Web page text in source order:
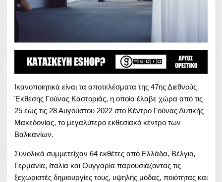
Ικανοποιητικά είναι τα αποτελέσματα της 47ης Διεθνούς
Έκθεσης Γούνας Καστοριάς, η οποία έλαβε χώρα από τις
25 έως τις 28 Αυγούστου 2022 στο Κέντρο Γούνας Δυτικής
Μακεδονίας, το μεγαλύτερο εκθεσιακό κέντρο των
Βαλκανίων.
Συνολικά συμμετείχαν 64 εκθέτες από Ελλάδα, Βέλγιο,
Γερμανία, Ιταλία και Ουγγαρία παρουσιάζοντας τις
ξεχωριστές δημιουργίες τους, υψηλής μόδας, ποιότητας και